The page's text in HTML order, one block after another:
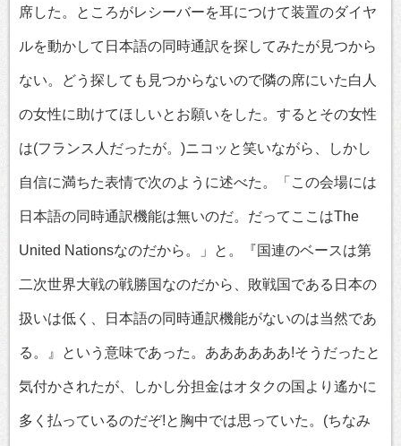
席した。ところがレシーバーを耳につけて装置のダイヤ
ルを動かして日本語の同時通訳を探してみたが見つから
ない。どう探しても見つからないので隣の席にいた白人
の女性に助けてほしいとお願いをした。するとその女性
は(フランス人だったが。)ニコッと笑いながら、しかし
自信に満ちた表情で次のように述べた。「この会場には
日本語の同時通訳機能は無いのだ。だってここはThe
United Nationsなのだから。」と。『国連のベースは第
二次世界大戦の戦勝国なのだから、敗戦国である日本の
扱いは低く、日本語の同時通訳機能がないのは当然であ
る。』という意味であった。ああああああ!そうだったと
気付かされたが、しかし分担金はオタクの国より遙かに
多く払っているのだぞ!と胸中では思っていた。(ちなみ